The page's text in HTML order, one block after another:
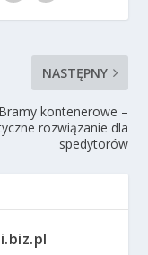
NASTĘPNY
Bramy kontenerowe –
rozwiązanie dla
spedytorów